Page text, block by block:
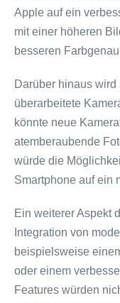
Apple auf ein
mit einer höheren
besseren
Darüber hinaus
überarbeitete
könnte neue
atemberaubende
würde die
Smartphone auf ein
Ein weiterer Aspekt
Integration von
beispielsweise
oder einem
Features würden